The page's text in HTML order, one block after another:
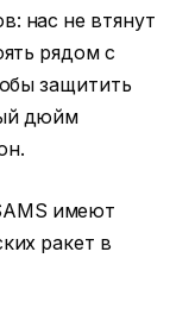
нас не втянут
рядом с
защитить
дюйм
имеют
ракет в